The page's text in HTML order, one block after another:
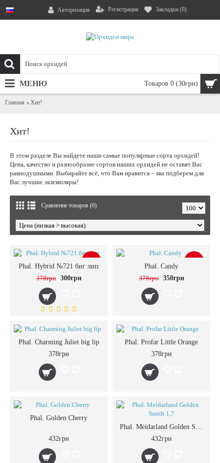
Авторизация Регистрация Закладки (0)
Товаров 0 (30грн)
МЕНЮ
Главная Хит!
Хит!
В этом разделе Вы найдете наши самые популярные сорта орхидей!
Цена, качество и разнообразие сортов наших орхидей не оставят Вас
равнодушными. Выбирайте всё, что Вам нравится – мы подберем для
Вас лучшие экземпляры!
Сравнение товаров (0)
Phal. Hybrid №721 биг лип
378грн
300грн
Phal. Candy
378грн
350грн
Phal. Charming Juliet big lip
378грн
Phal. Profar Little Orange
378грн
Phal. Golden Cherry
432грн
Phal. Meidarland Golden Smith 1,7
432грн